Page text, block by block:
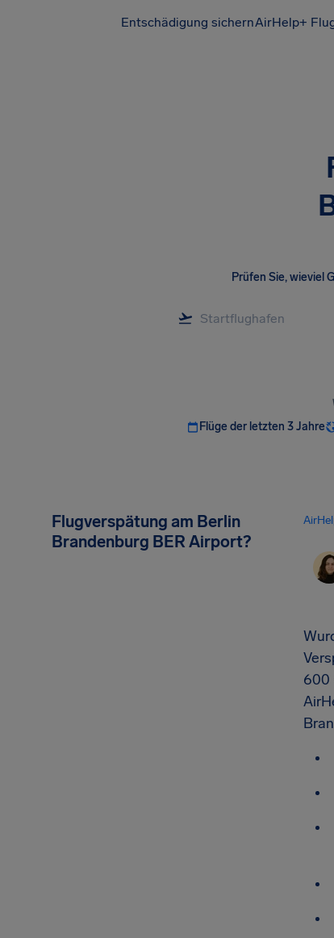
Entschädigung sichernAirHelp+
Prüfen Sie, wieviel
Flüge der letzten 3 Jahre
Flugverspätung am Berlin
Brandenburg BER Airport?
600